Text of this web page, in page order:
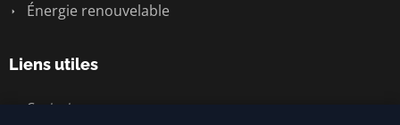
Énergie renouvelable
Liens utiles
Contact